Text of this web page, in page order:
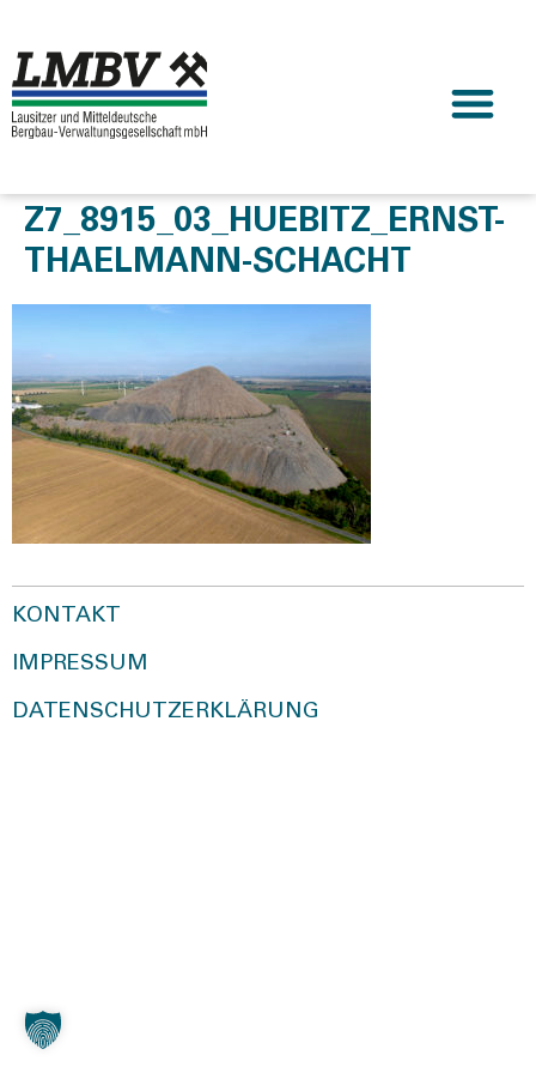
Z7_8915_03_HUEBITZ_ERNST-
THAELMANN-SCHACHT
KONTAKT
IMPRESSUM
DATENSCHUTZERKLÄRUNG